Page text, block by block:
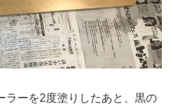
ラーを2度塗りしたあと、黒の